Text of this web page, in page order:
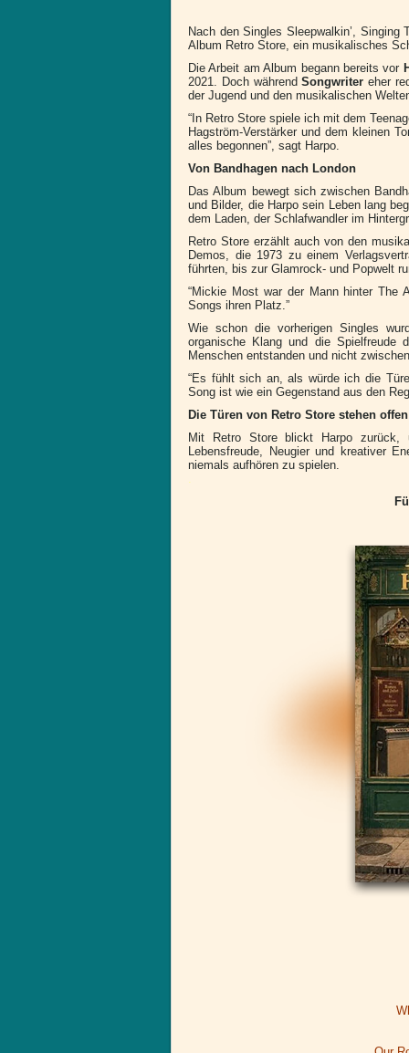
Nach den Singles Sleepwalkin’, Singing
Album Retro Store, ein musikalisches
Die Arbeit am Album begann bereits vor
2021. Doch währendSongwriter eher
der Jugend und den musikalischen
“In Retro Store spiele ich mit dem
Hagström-Verstärker und dem kleinen
alles begonnen”, sagt Harpo.
Von Bandhagen nach London
Das Album bewegt sich zwischen
und Bilder, die Harpo sein Leben lang
dem Laden, der Schlafwandler im
Retro Store erzählt auch von den
Demos, die 1973 zu einem
führten, bis zur Glamrock- und Popwelt
“Mickie Most war der Mann hinter The
Songs ihren Platz.”
Wie schon die vorherigen Singles
organische Klang und die
Menschen entstanden und nicht
“Es fühlt sich an, als würde ich die
Song ist wie ein Gegenstand aus den
Die Türen von Retro Store stehen offen
Mit Retro Store blickt Harpo zurück,
Lebensfreude, Neugier und kreativer
niemals aufhören zu spielen.
.